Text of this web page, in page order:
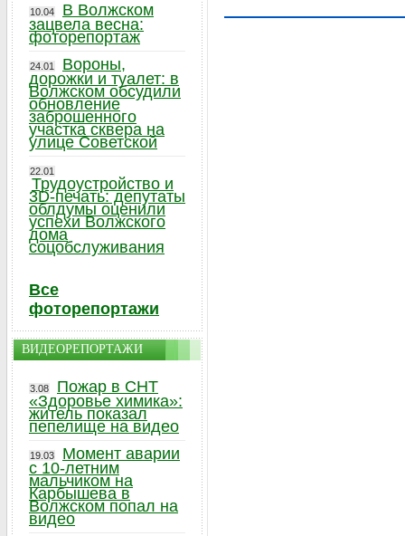
10.04
В Волжском
зацвела весна:
фоторепортаж
24.01
Вороны,
дорожки и туалет: в
Волжском обсудили
обновление
заброшенного
участка сквера на
улице Советской
22.01
Трудоустройство и
3D-печать: депутаты
облдумы оценили
успехи Волжского
дома
соцобслуживания
Все
фоторепортажи
ВИДЕОРЕПОРТАЖИ
3.08
Пожар в СНТ
«Здоровье химика»:
житель показал
пепелище на видео
19.03
Момент аварии
с 10-летним
мальчиком на
Карбышева в
Волжском попал на
видео